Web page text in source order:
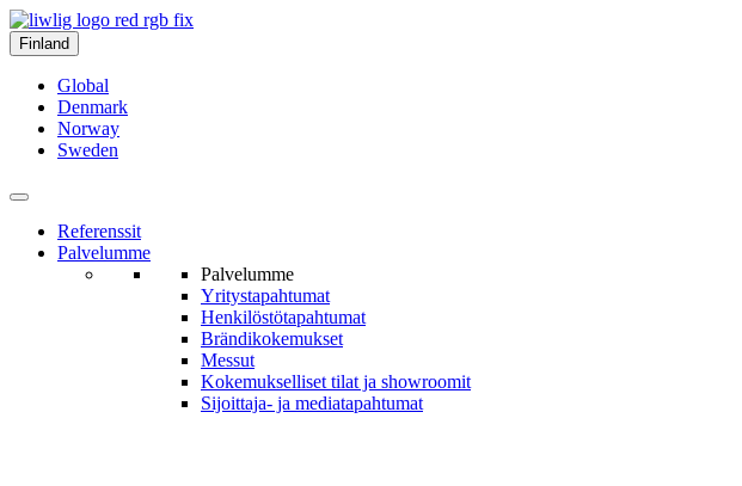
Finland
Global
Denmark
Norway
Sweden
Referenssit
Palvelumme
Palvelumme
Yritys­tapahtumat
Henkilöstö­tapahtumat
Brändi­kokemukset
Messut
Kokemukselliset tilat ja show­roomit
Sijoittaja- ja media­tapahtumat